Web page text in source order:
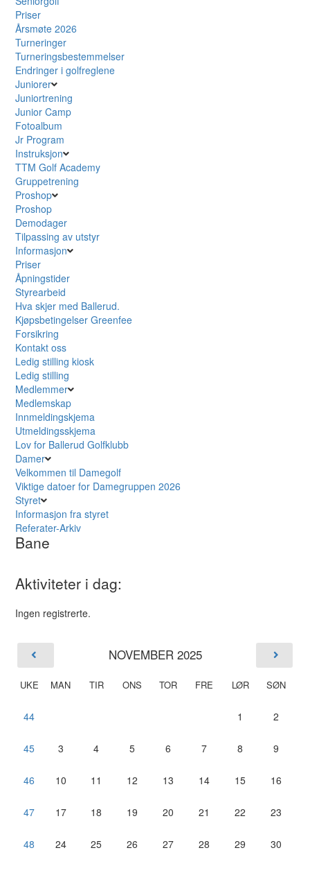
Priser
Årsmøte 2026
Turneringer
Turneringsbestemmelser
Endringer i golfreglene
Juniorer
Juniortrening
Junior Camp
Fotoalbum
Jr Program
Instruksjon
TTM Golf Academy
Gruppetrening
Proshop
Proshop
Demodager
Tilpassing av utstyr
Informasjon
Priser
Åpningstider
Styrearbeid
Hva skjer med Ballerud.
Kjøpsbetingelser Greenfee
Forsikring
Kontakt oss
Ledig stilling kiosk
Ledig stilling
Medlemmer
Medlemskap
Innmeldingskjema
Utmeldingsskjema
Lov for Ballerud Golfklubb
Damer
Velkommen til Damegolf
Viktige datoer for Damegruppen 2026
Styret
Informasjon fra styret
Referater-Arkiv
Bane
Aktiviteter i dag:
Ingen registrerte.
NOVEMBER 2025
UKE MAN TIR ONS TOR FRE LØR SØN
44 1 2
45 3 4 5 6 7 8 9
46 10 11 12 13 14 15 16
47 17 18 19 20 21 22 23
48 24 25 26 27 28 29 30